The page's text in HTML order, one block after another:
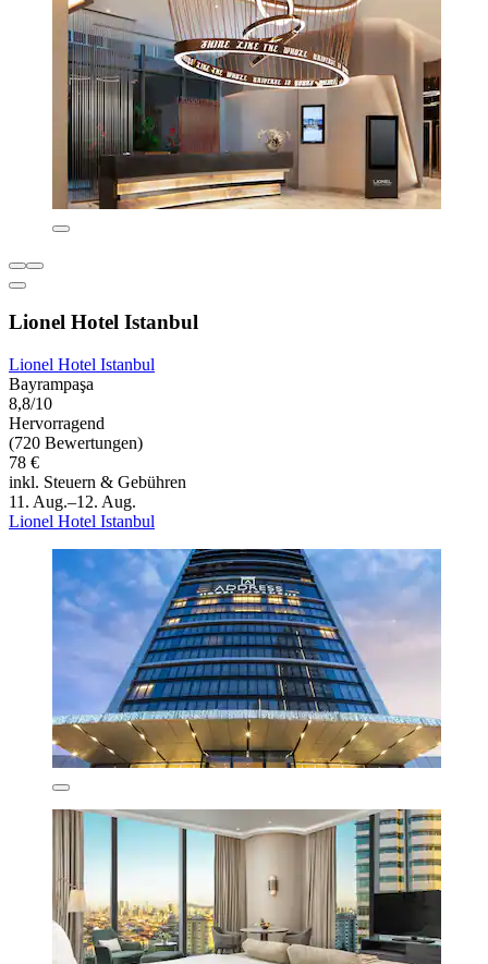
Lionel Hotel Istanbul
Lionel Hotel Istanbul
Bayrampaşa
8,8/10
Hervorragend
(720 Bewertungen)
78 €
inkl. Steuern & Gebühren
11. Aug.–12. Aug.
Lionel Hotel Istanbul